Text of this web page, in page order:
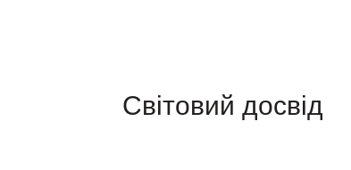
Світовий досвід